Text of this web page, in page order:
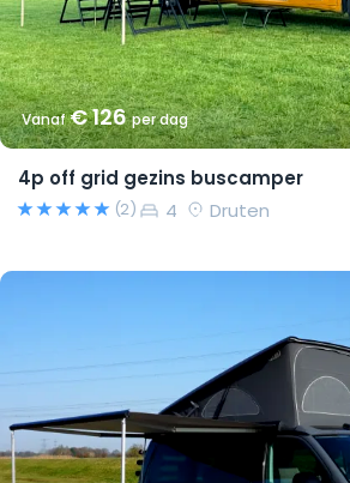
Vanaf€ 126per dag
4p off grid gezins buscamper
(2) 4 Druten